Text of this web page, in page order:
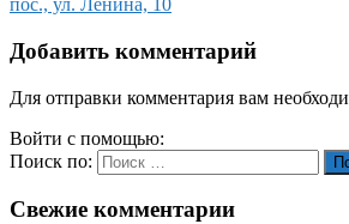
пос., ул. Ленина, 10
Добавить комментарий
Для отправки комментария вам
Войти с помощью:
Поиск по:
Свежие комментарии